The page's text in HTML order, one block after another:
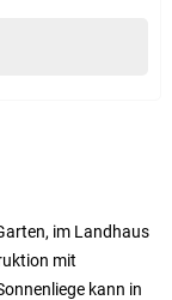
im Landhaus
mit
kann in